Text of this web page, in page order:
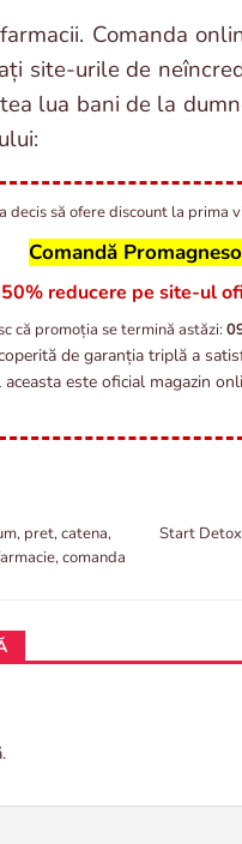
Comanda
site-urile de
lua bani de la
decis să ofere discount la prima
Comandă
50% reducere pe site-ul
că promoția se termină astăzi:
de garanția triplă a
este oficial magazin
pret, catena,
comanda
Start